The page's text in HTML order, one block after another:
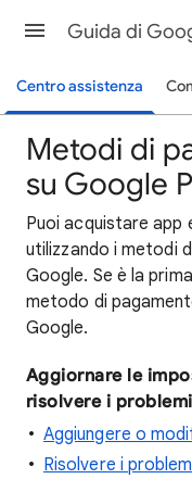
Guida di
Centro assistenza
Metodi di
su Google
Puoi acquistare app
utilizzando i metodi
Google. Se è la
metodo di
Google.
Aggiornare le
risolvere i problemi
Aggiungere o
Risolvere i